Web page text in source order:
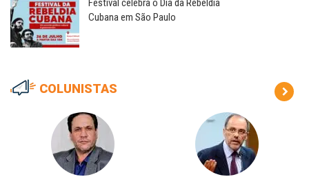
Festival celebra o Dia da Rebeldia
Cubana em São Paulo
COLUNISTAS